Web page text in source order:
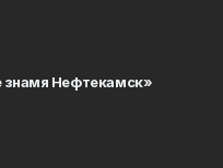
знамя Нефтекамск»